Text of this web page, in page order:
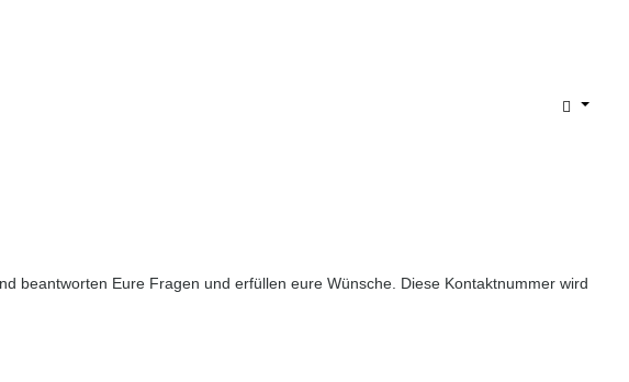
beantworten Eure Fragen und erfüllen eure Wünsche. Diese Kontaktnummer wird